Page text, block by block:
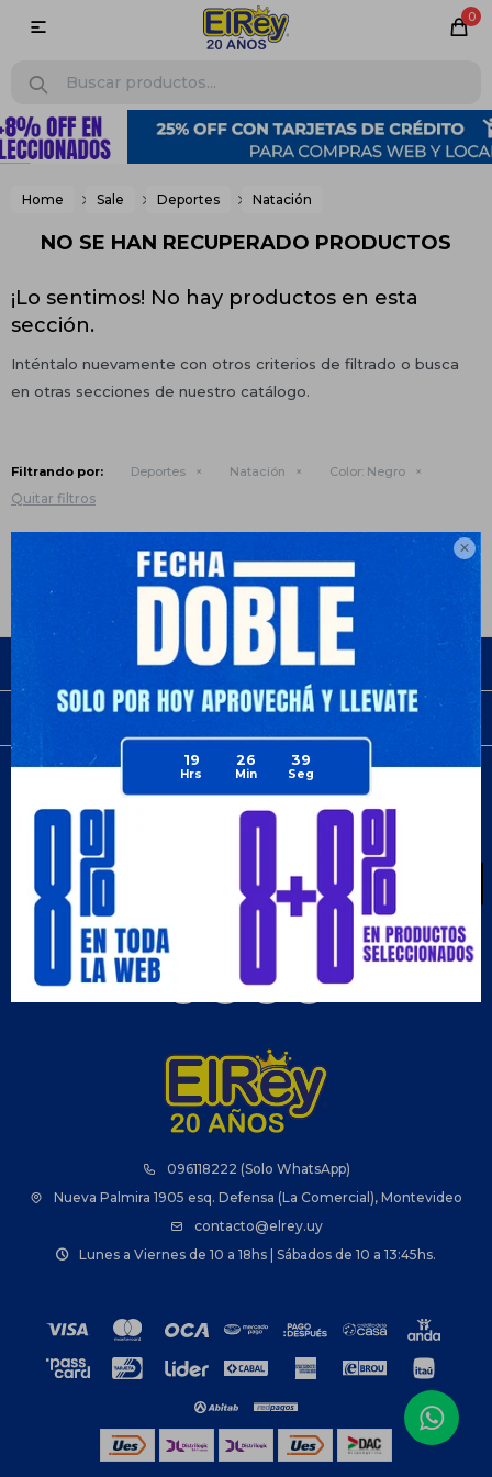

19 26 39
0

Home Sale Deportes Natación
NO SE HAN RECUPERADO PRODUCTOS
¡Lo sentimos! No hay productos en esta
sección.
Inténtalo nuevamente con otros criterios de filtrado o busca
en otras secciones de nuestro catálogo.
Filtrando por: Deportes Natación Color: Negro
Quitar filtros
096118222 (Solo WhatsApp)
Nueva Palmira 1905 esq. Defensa (La Comercial), Montevideo
contacto@elrey.uy
Lunes a Viernes de 10 a 18hs | Sábados de 10 a 13:45hs.
Compra
Newsletter
¡Suscribite y recibí todas nuestras novedades!
SUSCRIBIRME
